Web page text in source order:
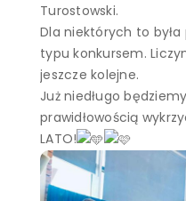
Turostowski.
Dla niektórych to
typu konkursem.
jeszcze kolejne.
Już niedługo
prawidłowością
LATO!